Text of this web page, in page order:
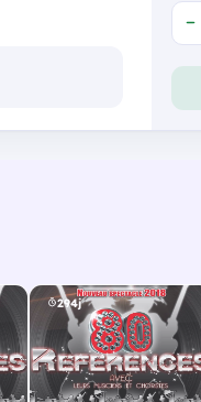
294j